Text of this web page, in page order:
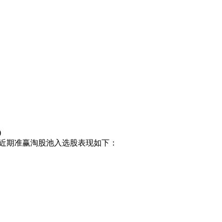
期准赢淘股池入选股表现如下：